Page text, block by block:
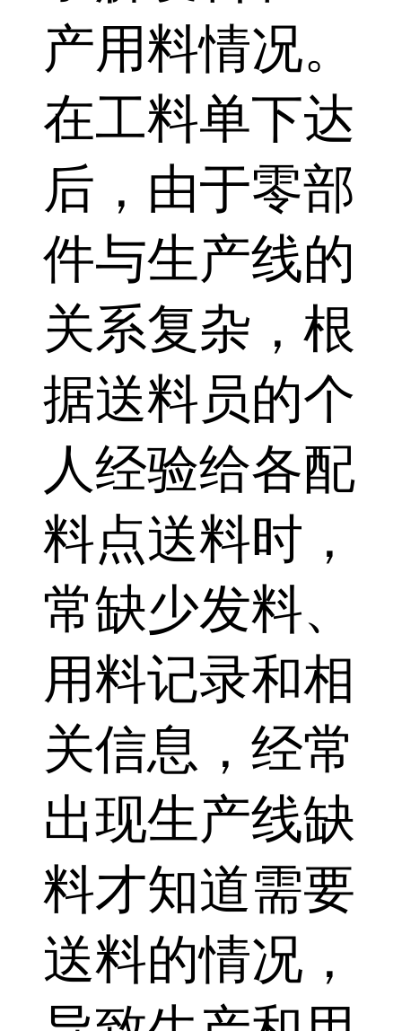
产用料情况。
在工料单下达
后，由于零部
件与生产线的
关系复杂，根
据送料员的个
人经验给各配
料点送料时，
常缺少发料、
用料记录和相
关信息，经常
出现生产线缺
料才知道需要
送料的情况，